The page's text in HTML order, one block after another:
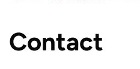
Contact